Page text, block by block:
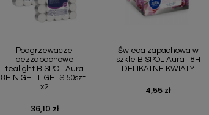
Podgrzewacze
bezzapachowe
tealight BISPOL Aura
8H NIGHT LIGHTS 50szt.
x2
Cena
36,10 zł
Świeca zapachowa w
szkle BISPOL Aura 18H
DELIKATNE KWIATY
Cena
4,55 zł